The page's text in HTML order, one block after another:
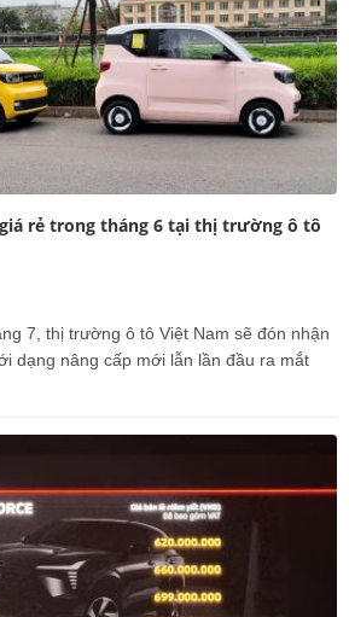
rẻ trong tháng 6 tại thị trường ô tô
7, thị trường ô tô Việt Nam sẽ đón nhận
dạng nâng cấp mới lẫn lần đầu ra mắt